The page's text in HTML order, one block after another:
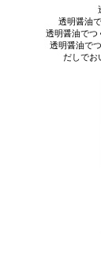
透明醤油
透明醤油でつ
透明醤油で
だしでお